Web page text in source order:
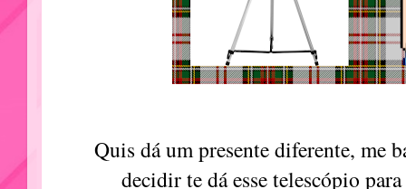
Quis dá um presente diferente, me
decidir te dá esse telescópio